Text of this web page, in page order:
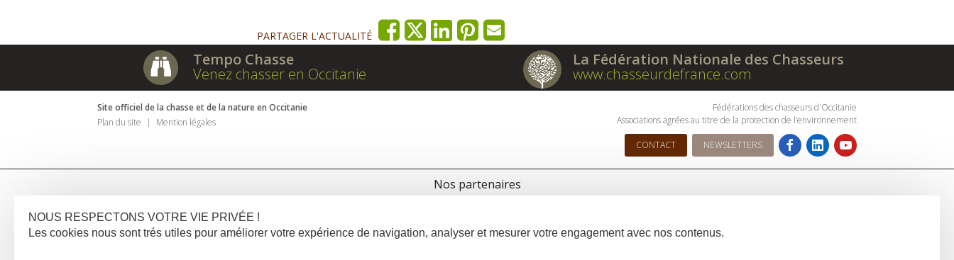
PARTAGER L'ACTUALITÉ
Tempo Chasse
Venez chasser en Occitanie
La Fédération Nationale des Chasseurs
www.chasseurdefrance.com
Site officiel de la chasse et de la nature en Occitanie
Plan du site
Mention légales
Fédérations des chasseurs d'Occitanie
Associations agrées au titre de la protection de l’environnement
CONTACT NEWSLETTERS
Nos partenaires
NOUS RESPECTONS VOTRE VIE PRIVÉE !
Les cookies nous sont trés utiles pour améliorer votre expérience de navigation, analyser et mesurer votre engagement avec nos contenus.